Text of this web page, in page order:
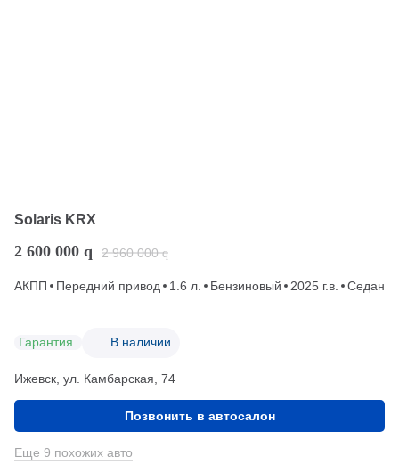
Solaris KRX
2 600 000 q 2 960 000 q
АКПП Передний привод 1.6 л. Бензиновый 2025 г.в. Седан
Гарантия В наличии
Ижевск, ул. Камбарская, 74
Позвонить в автосалон
Еще 9 похожих авто